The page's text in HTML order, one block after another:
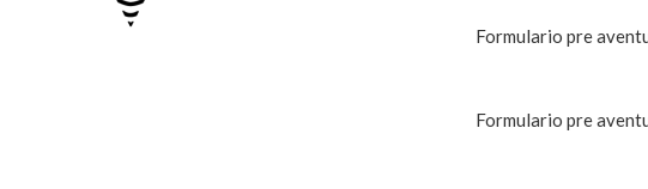
Formulario pre
Formulario pre